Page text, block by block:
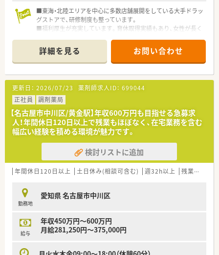
■やる気次第で年齢に関係なく様々な仕事にチャレンジ出来ま
す。
＼＼地域医療に貢献／／
■こども薬局や高齢者施設へのボランティア活動など、地域貢献
活動も積極に行っています。
■地域の薬学生の教育に貢献することを目標に、愛知学院大学薬
学部にて寄付講座を実施しています。
＼＼店舗について／／
■内科・整形外科・皮膚科などを応需しています。
■最寄駅徒歩1分！アクセス良好な立地です。
■将来的に管理薬剤師として勤務できる方を歓迎いたします！
■東海・北陸エリアを中心に多数店舗展開をしている大手ドラッ
グストアで、研修制度も整っています。
■福利厚生が充実しています。育休取得実績もあり、女性が長く
■キャリアアップのための研修・教育制度が充実しています
詳細を見る お問い合わせ
更新日： 2026/07/23 薬剤師求人ID： 699044
正社員
調剤薬局
【名古屋市中川区/黄金駅】年収600万円も目指せる急募求
人！年間休日120日以上で残業もほぼなく、在宅業務を含む
幅広い経験を積める環境が魅力です。
検討リストに追加
年間休日120日以上 土日休み(相談可含む) 週32h以上 残業なし(ほぼなし含む)
勤務地
愛知県 名古屋市中川区
給与
年収450万円～600万円
月給281,250円～375,000円